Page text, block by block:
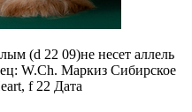
(d 22 09)не несет аллель
W.Ch. Маркиз Сибирское
f 22 Дата